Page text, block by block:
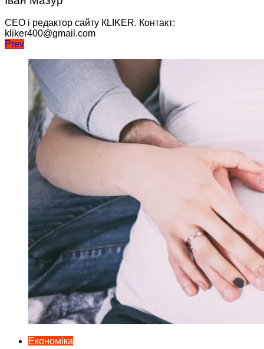
CEO і редактор сайту КLIKER. Контакт:
kliker400@gmail.com
Навігація
записів
Prev
Економіка